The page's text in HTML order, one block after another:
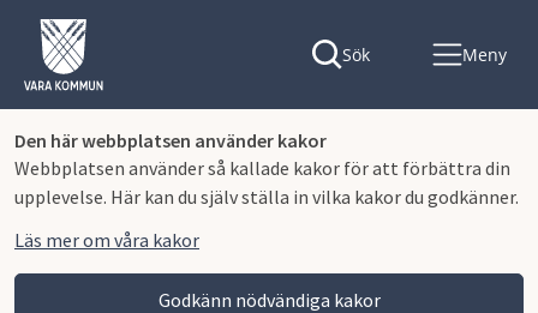
Den här webbplatsen använder kakor
Webbplatsen använder så kallade kakor för att förbättra din
upplevelse. Här kan du själv ställa in vilka kakor du godkänner.
Läs mer om våra kakor
Godkänn nödvändiga kakor
Sök Meny